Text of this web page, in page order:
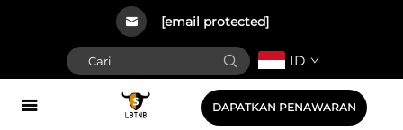
[email protected]
ID
DAPATKAN PENAWARAN